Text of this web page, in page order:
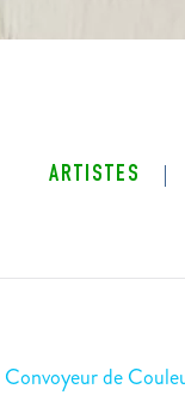
ARTISTES
Convoyeur de